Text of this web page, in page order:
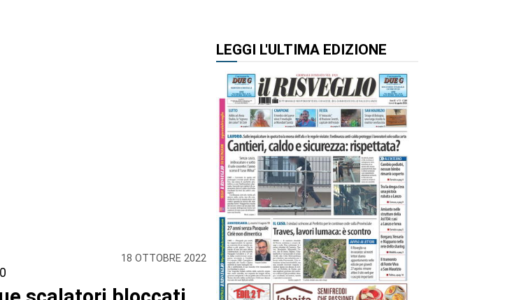
18 OTTOBRE 2022
LEGGI L'ULTIMA EDIZIONE